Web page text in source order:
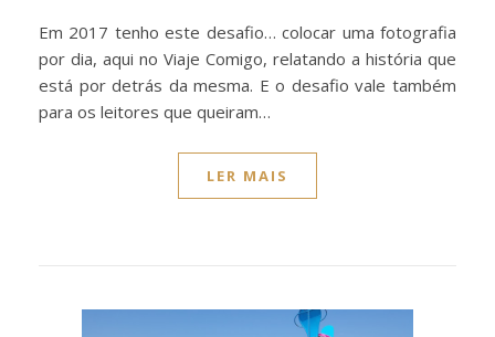
Em 2017 tenho este desafio… colocar uma fotografia
por dia, aqui no Viaje Comigo, relatando a história que
está por detrás da mesma. E o desafio vale também
para os leitores que queiram…
LER MAIS